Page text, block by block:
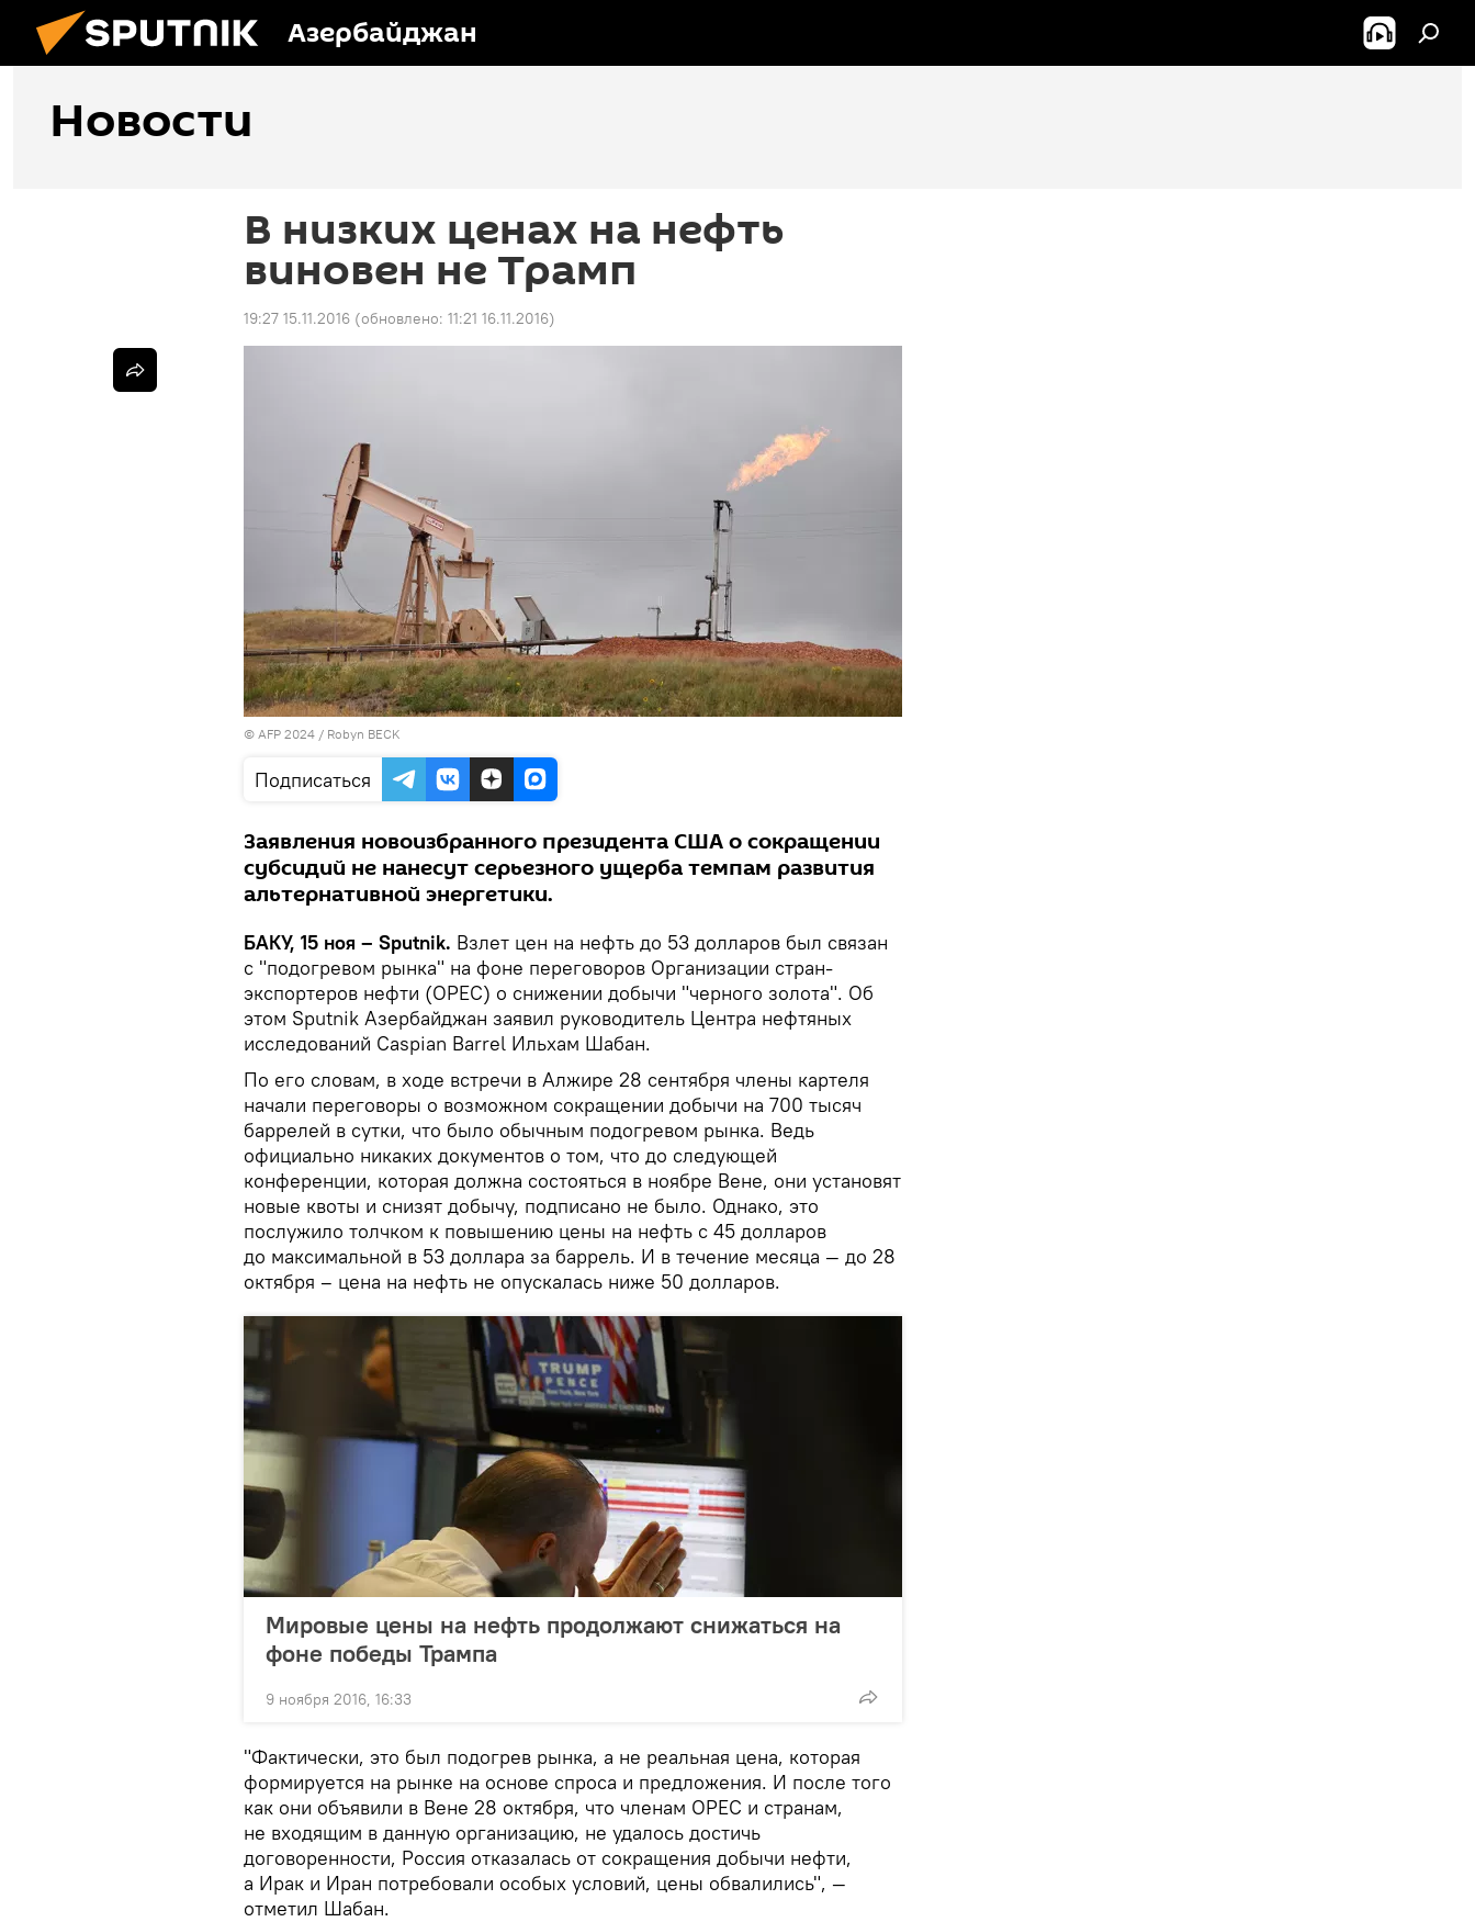
Азербайджан
Новости
В низких ценах на нефть
виновен не Трамп
19:27 15.11.2016 (обновлено: 11:21 16.11.2016)
© AFP 2024 / Robyn BECK
Подписаться
Заявления новоизбранного президента США о сокращении
субсидий не нанесут серьезного ущерба темпам развития
альтернативной энергетики.
БАКУ, 15 ноя – Sputnik. Взлет цен на нефть до 53 долларов был связан
с "подогревом рынка" на фоне переговоров Организации стран-
экспортеров нефти (ОРЕС) о снижении добычи "черного золота". Об
этом Sputnik Азербайджан заявил руководитель Центра нефтяных
исследований Caspian Barrel Ильхам Шабан.
По его словам, в ходе встречи в Алжире 28 сентября члены картеля
начали переговоры о возможном сокращении добычи на 700 тысяч
баррелей в сутки, что было обычным подогревом рынка. Ведь
официально никаких документов о том, что до следующей
конференции, которая должна состояться в ноябре Вене, они установят
новые квоты и снизят добычу, подписано не было. Однако, это
послужило толчком к повышению цены на нефть с 45 долларов
до максимальной в 53 доллара за баррель. И в течение месяца — до 28
октября – цена на нефть не опускалась ниже 50 долларов.
Мировые цены на нефть продолжают снижаться на
фоне победы Трампа
9 ноября 2016, 16:33
"Фактически, это был подогрев рынка, а не реальная цена, которая
формируется на рынке на основе спроса и предложения. И после того
как они объявили в Вене 28 октября, что членам ОРЕС и странам,
не входящим в данную организацию, не удалось достичь
договоренности, Россия отказалась от сокращения добычи нефти,
а Ирак и Иран потребовали особых условий, цены обвалились", —
отметил Шабан.